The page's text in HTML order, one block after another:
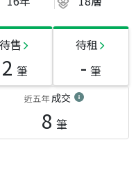
待售
2 筆
待租
- 筆
近五年成交
8 筆